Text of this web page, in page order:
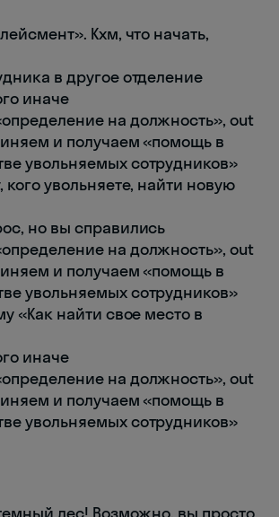
Кхм, что начать,
в другое отделение
иначе
на должность», out
и получаем «помощь в
увольняемых сотрудников»
кого увольняете, найти новую
но вы справились
на должность», out
и получаем «помощь в
увольняемых сотрудников»
«Как найти свое место в
иначе
на должность», out
и получаем «помощь в
увольняемых сотрудников»
лес! Возможно, вы просто